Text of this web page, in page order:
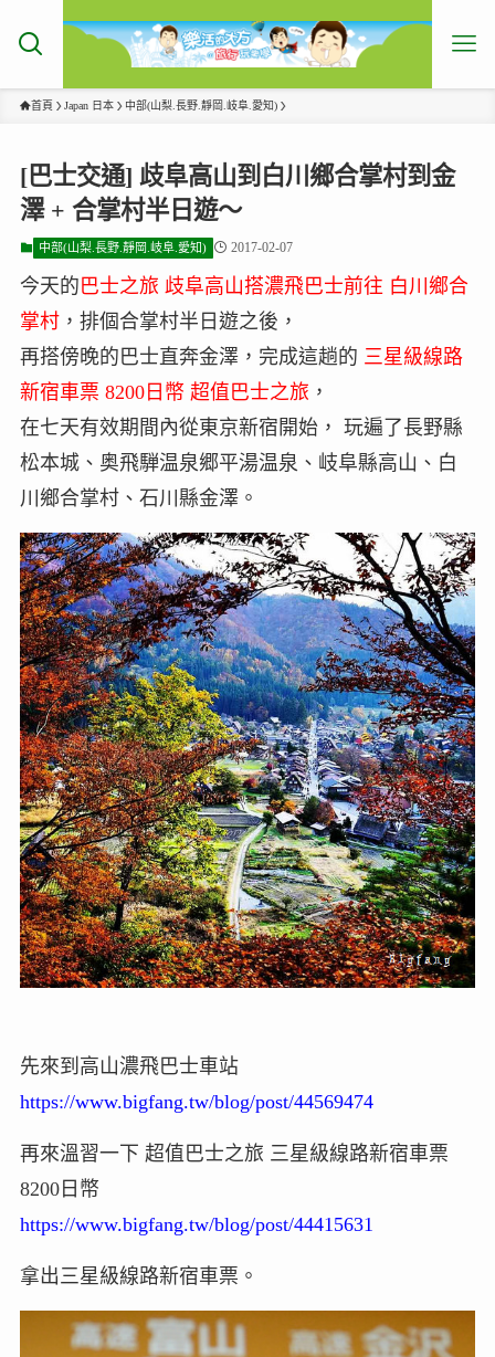
首頁 Japan 日本 中部(山梨.長野.靜岡.岐阜.愛知)
[巴士交通] 歧阜高山到白川鄉合掌村到金
澤 + 合掌村半日遊～
中部(山梨.長野.靜岡.岐阜.愛知) 2017-02-07
今天的巴士之旅 歧阜高山搭濃飛巴士前往 白川鄉合
掌村，排個合掌村半日遊之後，
再搭傍晚的巴士直奔金澤，完成這趟的 三星級線路
新宿車票 8200日幣 超值巴士之旅 ，
在七天有效期間內從東京新宿開始， 玩遍了長野縣
松本城、奥飛騨温泉郷平湯温泉、岐阜縣高山、白
川鄉合掌村、石川縣金澤。
先來到高山濃飛巴士車站
https://www.bigfang.tw/blog/post/44569474
再來溫習一下 超值巴士之旅 三星級線路新宿車票
8200日幣
https://www.bigfang.tw/blog/post/44415631
拿出三星級線路新宿車票。